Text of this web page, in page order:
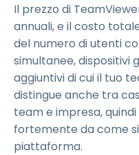
Il prezzo di
annuali, e il costo
del numero di utenti
simultanee, dispositivi
aggiuntivi di cui il tuo
distingue anche tra
team e impresa,
fortemente da come
piattaforma.